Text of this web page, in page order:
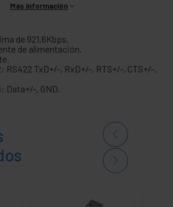
Más información
de 921.6Kbps.
de alimentación.
RS422 TxD+/-, RxD+/-, RTS+/-, CTS+/-,
Data+/-, GND.